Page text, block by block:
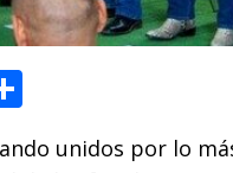
o
unidos por lo